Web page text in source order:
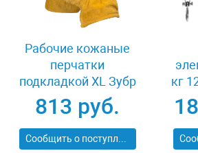
Рабочие кожаные
перчатки
подкладкой XL Зубр
МАСТЕР 1135-XL
813 руб.
Сообщить о поступлении
кг